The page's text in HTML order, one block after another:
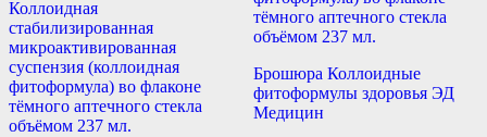
Коллоидная
стабилизированная
микроактивированная
суспензия (коллоидная
фитоформула) во флаконе
тёмного аптечного стекла
объёмом 237 мл.
тёмного аптечного стекла
объёмом 237 мл.
Брошюра Коллоидные
фитоформулы здоровья ЭД
Медицин